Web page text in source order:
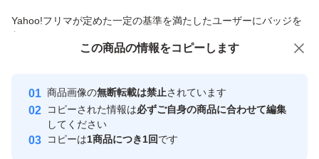
Yahoo!フリマが定めた一定の基準を満たしたユーザーにバッジを
付与しています
安心取引出品者
心・安全なユーザーです
取引実績
この商品の情報をコピーします
商品画像の無断転載は禁止されています
コピーされた情報は必ずご自身の商品に合わせて編集
してください
コピーは1商品につき1回です
この商品をみている人にオススメ